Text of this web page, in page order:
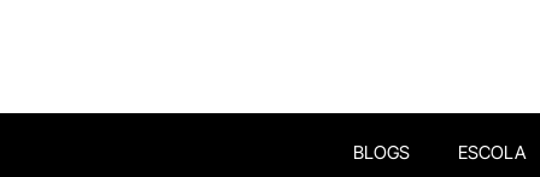
BLOGS ESCOLA